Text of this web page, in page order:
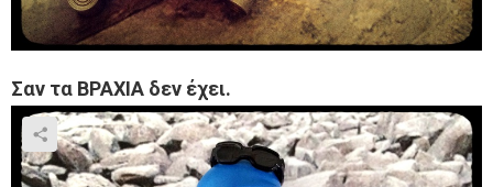
Σαν τα ΒΡΑΧΙΑ δεν έχει.